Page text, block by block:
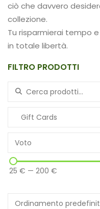
ciò che davvero
collezione.
Tu risparmierai tempo
in totale libertà.
FILTRO PRODOTTI
Search for:
Gift Cards
Voto
25 € — 200 €
Ordinamento